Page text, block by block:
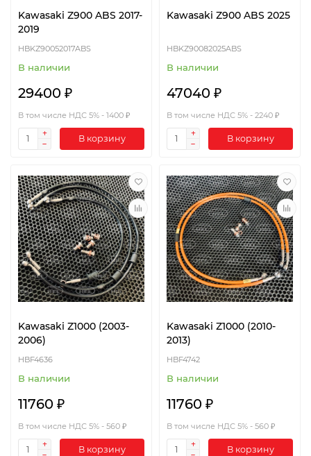
Kawasaki Z900 ABS 2017-
2019
HBKZ90052017ABS
В наличии
29400 ₽
В том числе НДС 5% - 1400 ₽
В корзину
Kawasaki Z900 ABS 2025
HBKZ90082025ABS
В наличии
47040 ₽
В том числе НДС 5% - 2240 ₽
В корзину
Kawasaki Z1000 (2003-
2006)
HBF4636
В наличии
11760 ₽
В том числе НДС 5% - 560 ₽
В корзину
Kawasaki Z1000 (2010-
2013)
HBF4742
В наличии
11760 ₽
В том числе НДС 5% - 560 ₽
В корзину